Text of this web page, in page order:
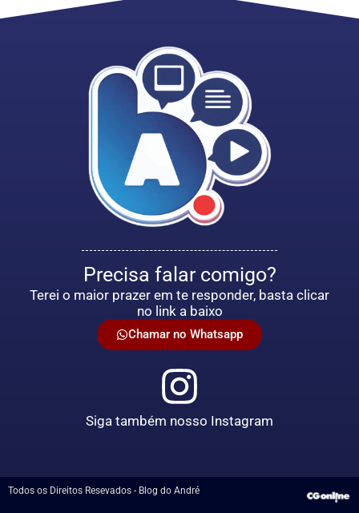
Precisa falar comigo?
Terei o maior prazer em te responder, basta clicar
no link a baixo
Chamar no Whatsapp
Siga também nosso Instagram
Todos os Direitos Resevados - Blog do André